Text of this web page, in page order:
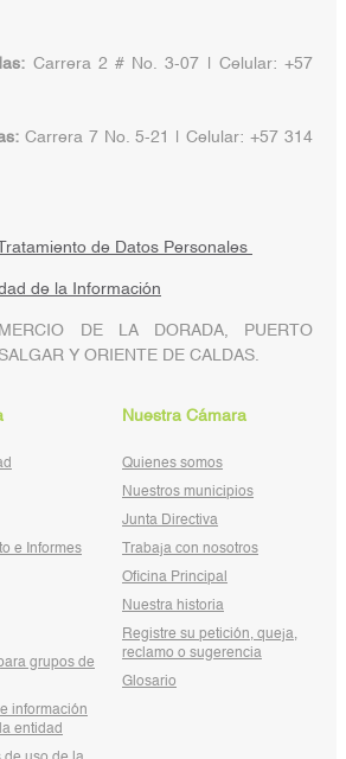
Carrera 2 # No. 3-07 | Celular: +57
Carrera 7 No. 5-21 | Celular: +57 314
de Datos Personales
de la Información
DE LA DORADA, PUERTO
Y ORIENTE DE CALDAS.
e Informes
grupos de
información
entidad
Nuestra Cámara
Quienes somos
Nuestros municipios
Junta Directiva
Trabaja con nosotros
Oficina Principal
Nuestra historia
Registre su petición, queja,
reclamo o sugerencia
Glosario